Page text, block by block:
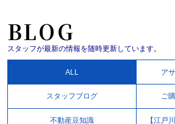
BLOG
スタッフが最新の情報を随時更新しています。
ALL ア
スタッフブログ ご
不動産豆知識 【江戸